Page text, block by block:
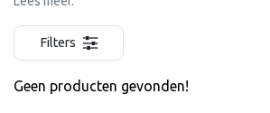
Filters
Geen producten gevonden!